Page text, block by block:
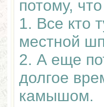
потому, что
1. Все кто
местной
2. А еще
долгое
камышом.